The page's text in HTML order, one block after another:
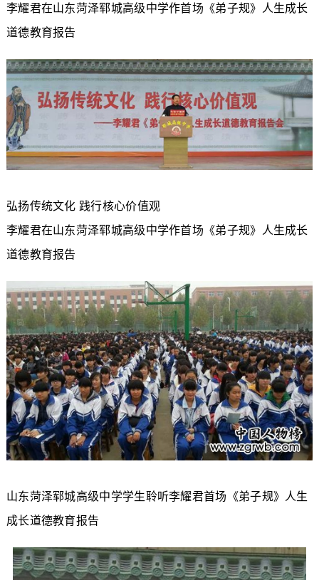
李耀君在山东菏泽郓城高级中学作首场《弟子规》人生成长
道德教育报告
弘扬传统文化 践行核心价值观
李耀君在山东菏泽郓城高级中学作首场《弟子规》人生成长
道德教育报告
山东菏泽郓城高级中学学生聆听李耀君首场《弟子规》人生
成长道德教育报告